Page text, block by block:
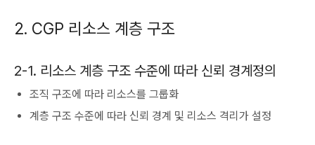
2. CGP 리소스 계층 구조
2-1. 리소스 계층 구조 수준에 따라 신뢰 경계정의
조직 구조에 따라 리소스를 그룹화
계층 구조 수준에 따라 신뢰 경계 및 리소스 격리가 설정